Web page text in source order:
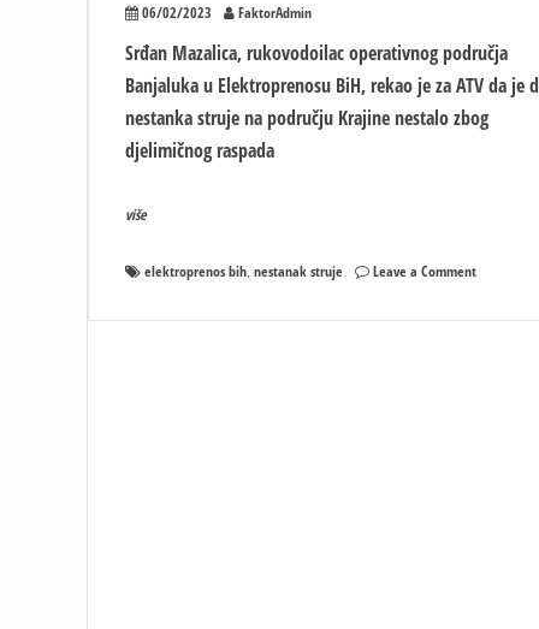
06/02/2023 FaktorAdmin
Srđan Mazalica, rukovodoilac operativnog područja
Banjaluka u Elektroprenosu BiH, rekao je za ATV da je
nestanka struje na području Krajine nestalo zbog
djelimičnog raspada
više
elektroprenos bih, nestanak struje Leave a Commenton
JE